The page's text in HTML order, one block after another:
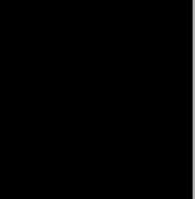
editing),